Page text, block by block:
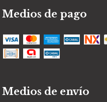
Medios de pago
Medios de envío